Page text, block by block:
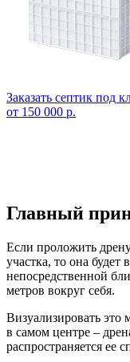
Заказать септик под
от 150 000 р.
Главный
Если проложить
участка, то она будет
непосредственной
метров вокруг себя.
Визуализировать это
в самом центре –
распространяется ее